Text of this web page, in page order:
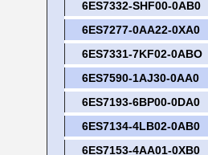
6ES7332-SHF00-0AB0
6ES7277-0AA22-0XA0
6ES7331-7KF02-0ABO
6ES7590-1AJ30-0AA0
6ES7193-6BP00-0DA0
6ES7134-4LB02-0AB0
6ES7153-4AA01-0XB0